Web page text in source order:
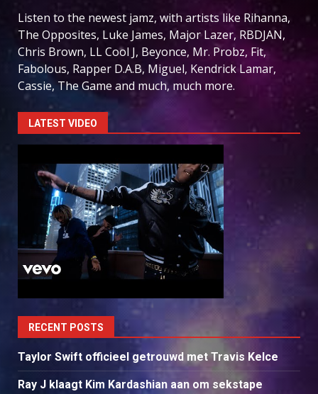
Listen to the newest jamz, with artists like Rihanna,
The Opposites, Luke James, Major Lazer, RBDJAN,
Chris Brown, LL Cool J, Beyonce, Mr. Probz, Fit,
Fabolous, Rapper D.A.B, Miguel, Kendrick Lamar,
Cassie, The Game and much, much more.
LATEST VIDEO
RECENT POSTS
Taylor Swift officieel getrouwd met Travis Kelce
Ray J klaagt Kim Kardashian aan om sekstape